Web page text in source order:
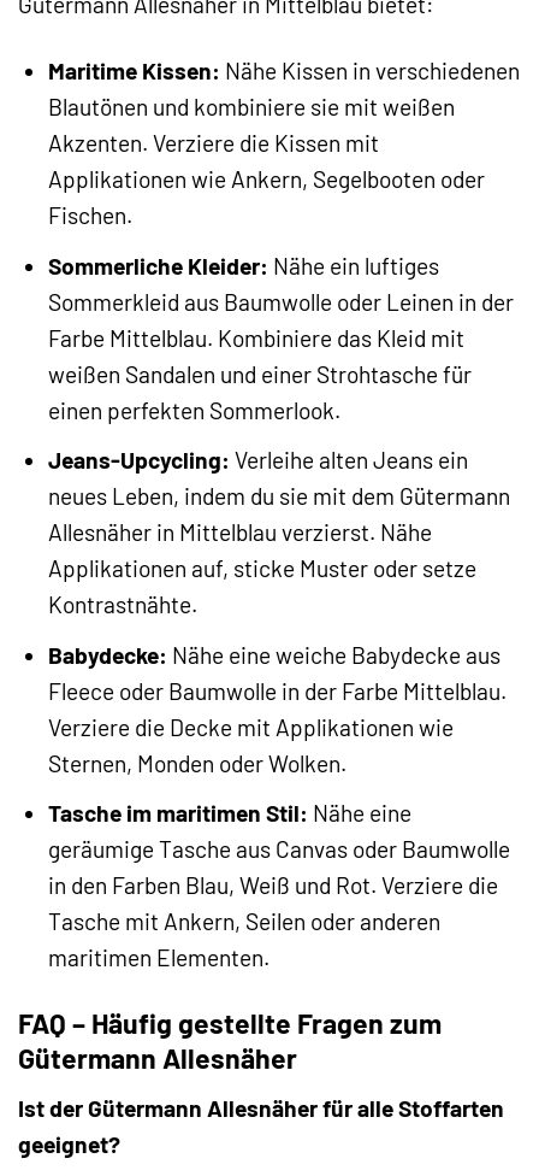
Maritime Kissen: Nähe Kissen in verschiedenen
Blautönen und kombiniere sie mit weißen
Akzenten. Verziere die Kissen mit
Applikationen wie Ankern, Segelbooten oder
Fischen.
Sommerliche Kleider: Nähe ein luftiges
Sommerkleid aus Baumwolle oder Leinen in der
Farbe Mittelblau. Kombiniere das Kleid mit
weißen Sandalen und einer Strohtasche für
einen perfekten Sommerlook.
Jeans-Upcycling: Verleihe alten Jeans ein
neues Leben, indem du sie mit dem Gütermann
Allesnäher in Mittelblau verzierst. Nähe
Applikationen auf, sticke Muster oder setze
Kontrastnähte.
Babydecke: Nähe eine weiche Babydecke aus
Fleece oder Baumwolle in der Farbe Mittelblau.
Verziere die Decke mit Applikationen wie
Sternen, Monden oder Wolken.
Tasche im maritimen Stil: Nähe eine
geräumige Tasche aus Canvas oder Baumwolle
in den Farben Blau, Weiß und Rot. Verziere die
Tasche mit Ankern, Seilen oder anderen
maritimen Elementen.
FAQ – Häufig gestellte Fragen zum
Gütermann Allesnäher
Ist der Gütermann Allesnäher für alle Stoffarten
geeignet?